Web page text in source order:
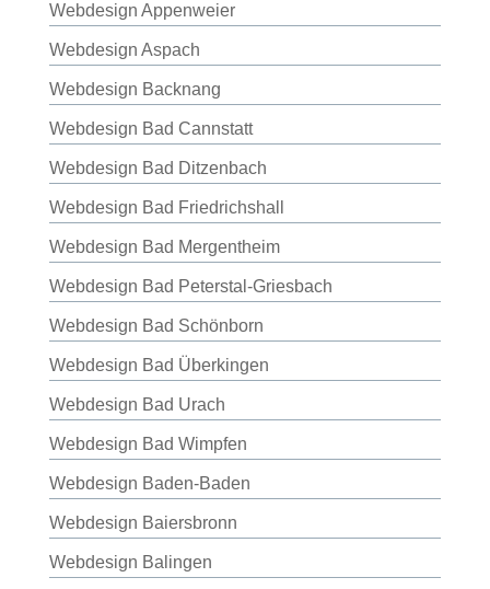
Webdesign Appenweier
Webdesign Aspach
Webdesign Backnang
Webdesign Bad Cannstatt
Webdesign Bad Ditzenbach
Webdesign Bad Friedrichshall
Webdesign Bad Mergentheim
Webdesign Bad Peterstal-Griesbach
Webdesign Bad Schönborn
Webdesign Bad Überkingen
Webdesign Bad Urach
Webdesign Bad Wimpfen
Webdesign Baden-Baden
Webdesign Baiersbronn
Webdesign Balingen